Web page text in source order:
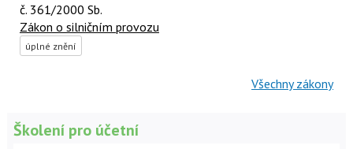
č. 361/2000 Sb.
Zákon o silničním provozu
úplné znění
Všechny zákony
Školení pro účetní